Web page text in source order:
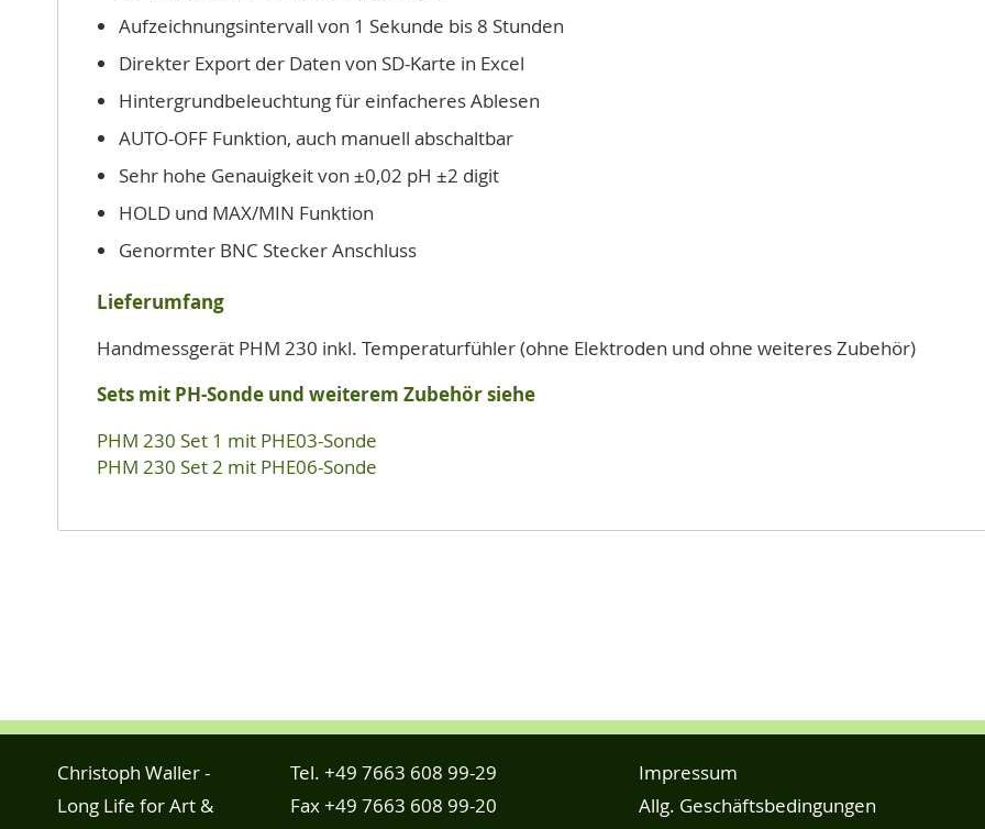
Aufzeichnungsintervall von 1 Sekunde bis 8 Stunden
Direkter Export der Daten von SD-Karte in Excel
Hintergrundbeleuchtung für einfacheres Ablesen
AUTO-OFF Funktion, auch manuell abschaltbar
Sehr hohe Genauigkeit von ±0,02 pH ±2 digit
HOLD und MAX/MIN Funktion
Genormter BNC Stecker Anschluss
Lieferumfang
Handmessgerät PHM 230 inkl. Temperaturfühler (ohne Elektroden und ohne weiteres Zubehör)
Sets mit PH-Sonde und weiterem Zubehör siehe
PHM 230 Set 1 mit PHE03-Sonde
PHM 230 Set 2 mit PHE06-Sonde
Christoph Waller -
Long Life for Art &
Tel. +49 7663 608 99-29
Fax +49 7663 608 99-20
Impressum
Allg. Geschäftsbedingungen